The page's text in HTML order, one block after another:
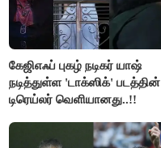
கேஜிஎஃப் புகழ் நடிகர் யாஷ்
நடித்துள்ள 'டாக்‌ஸிக்' படத்தின்
டிரெய்லர் வெளியானது..!!